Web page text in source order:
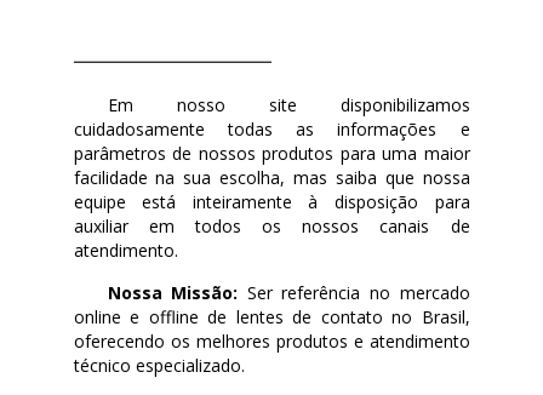
Em nosso site disponibilizamos
cuidadosamente todas as informações e
parâmetros de nossos produtos para uma maior
facilidade na sua escolha, mas saiba que nossa
equipe está inteiramente à disposição para
auxiliar em todos os nossos canais de
atendimento.
Nossa Missão: Ser referência no mercado
online e offline de lentes de contato no Brasil,
oferecendo os melhores produtos e atendimento
técnico especializado.